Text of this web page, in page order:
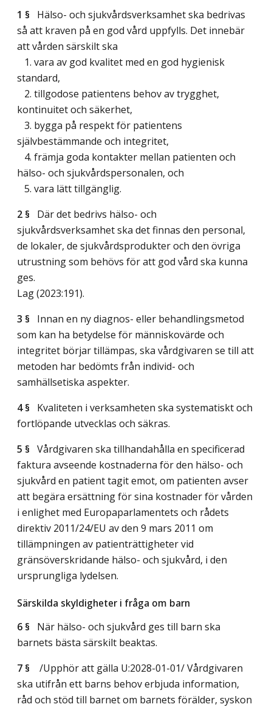
1 § Hälso- och sjukvårdsverksamhet ska bedrivas
så att kraven på en god vård uppfylls. Det innebär
att vården särskilt ska
1. vara av god kvalitet med en god hygienisk
standard,
2. tillgodose patientens behov av trygghet,
kontinuitet och säkerhet,
3. bygga på respekt för patientens
självbestämmande och integritet,
4. främja goda kontakter mellan patienten och
hälso- och sjukvårdspersonalen, och
5. vara lätt tillgänglig.
2 § Där det bedrivs hälso- och
sjukvårdsverksamhet ska det finnas den personal,
de lokaler, de sjukvårdsprodukter och den övriga
utrustning som behövs för att god vård ska kunna
ges.
Lag (2023:191).
3 § Innan en ny diagnos- eller behandlingsmetod
som kan ha betydelse för människovärde och
integritet börjar tillämpas, ska vårdgivaren se till att
metoden har bedömts från individ- och
samhällsetiska aspekter.
4 § Kvaliteten i verksamheten ska systematiskt och
fortlöpande utvecklas och säkras.
5 § Vårdgivaren ska tillhandahålla en specificerad
faktura avseende kostnaderna för den hälso- och
sjukvård en patient tagit emot, om patienten avser
att begära ersättning för sina kostnader för vården
i enlighet med Europaparlamentets och rådets
direktiv 2011/24/EU av den 9 mars 2011 om
tillämpningen av patienträttigheter vid
gränsöverskridande hälso- och sjukvård, i den
ursprungliga lydelsen.
Särskilda skyldigheter i fråga om barn
6 § När hälso- och sjukvård ges till barn ska
barnets bästa särskilt beaktas.
7 §
/Upphör att gälla U:2028-01-01/Vårdgivaren
ska utifrån ett barns behov erbjuda information,
råd och stöd till barnet om barnets förälder, syskon